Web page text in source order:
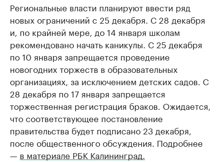
Региональные власти планируют ввести ряд
новых ограничений с 25 декабря. С 28 декабря
и, по крайней мере, до 14 января школам
рекомендовано начать каникулы. С 25 декабря
по 10 января запрещается проведение
новогодних торжеств в образовательных
организациях, за исключением детских садов. С
28 декабря по 17 января запрещается
торжественная регистрация браков. Ожидается,
что соответствующее постановление
правительства будет подписано 23 декабря,
после общественного обсуждения. Подробнее
— в материале РБК Калининград.